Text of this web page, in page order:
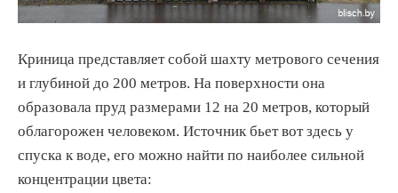
Криница представляет собой шахту метрового сечения
и глубиной до 200 метров. На поверхности она
образовала пруд размерами 12 на 20 метров, который
облагорожен человеком. Источник бьет вот здесь у
спуска к воде, его можно найти по наиболее сильной
концентрации цвета: